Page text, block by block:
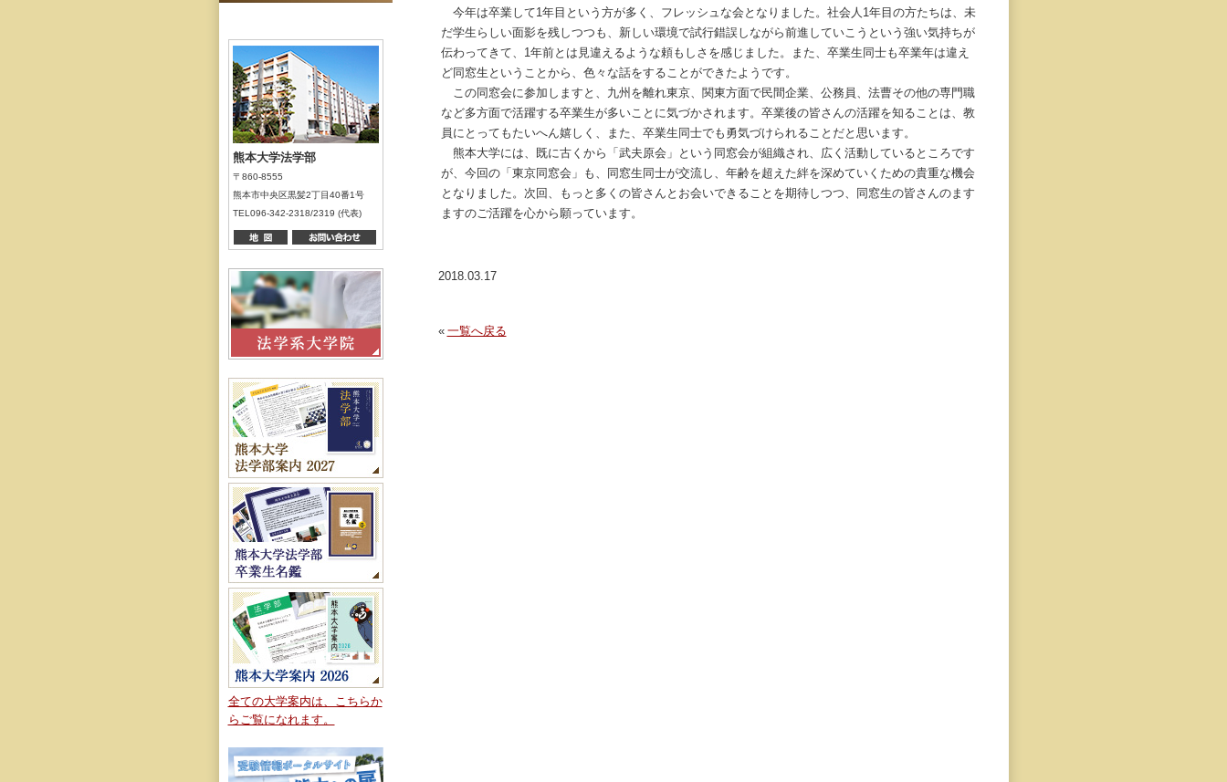
熊本大学法学部
〒860-8555
熊本市中央区黒髪2丁目40番1号
TEL096-342-2318/2319 (代表)
全ての大学案内は、こちらか
らご覧になれます。
今年は卒業して1年目という方が多く、フレッシュな会となりました。社会人1年目の方たちは、未
だ学生らしい面影を残しつつも、新しい環境で試行錯誤しながら前進していこうという強い気持ちが
伝わってきて、1年前とは見違えるような頼もしさを感じました。また、卒業生同士も卒業年は違え
ど同窓生ということから、色々な話をすることができたようです。
この同窓会に参加しますと、九州を離れ東京、関東方面で民間企業、公務員、法曹その他の専門職
など多方面で活躍する卒業生が多いことに気づかされます。卒業後の皆さんの活躍を知ることは、教
員にとってもたいへん嬉しく、また、卒業生同士でも勇気づけられることだと思います。
熊本大学には、既に古くから「武夫原会」という同窓会が組織され、広く活動しているところです
が、今回の「東京同窓会」も、同窓生同士が交流し、年齢を超えた絆を深めていくための貴重な機会
となりました。次回、もっと多くの皆さんとお会いできることを期待しつつ、同窓生の皆さんのます
ますのご活躍を心から願っています。
2018.03.17
一覧へ戻る